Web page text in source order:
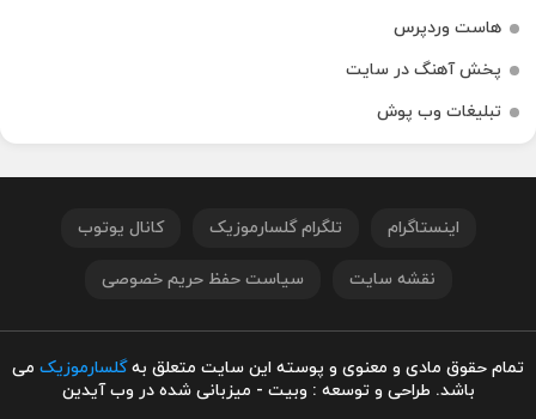
هاست وردپرس
پخش آهنگ در سایت
تبلیغات وب پوش
اینستاگرام تلگرام گلسارموزیک کانال یوتوب
نقشه سایت سیاست حفظ حریم خصوصی
تمام حقوق مادی و معنوی و پوسته این سایت متعلق بهگلسارموزیک می
باشد. طراحی و توسعه : وبیت - میزبانی شده در وب آیدین